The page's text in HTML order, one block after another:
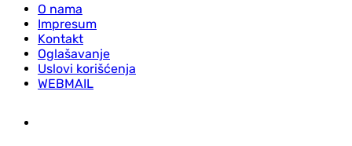
O nama
Impresum
Kontakt
Oglašavanje
Uslovi korišćenja
WEBMAIL